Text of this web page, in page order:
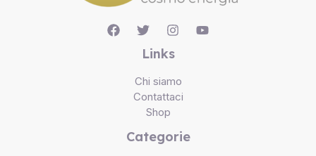
Links
Chi siamo
Contattaci
Shop
Categorie